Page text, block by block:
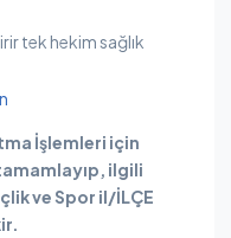
tek hekim sağlık
İşlemleri için
ilgili
ve Spor il/İLÇE